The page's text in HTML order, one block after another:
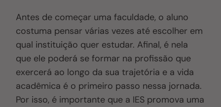
Antes de começar uma faculdade, o aluno
costuma pensar várias vezes até escolher em
qual instituição quer estudar. Afinal, é nela
que ele poderá se formar na profissão que
exercerá ao longo da sua trajetória e a vida
acadêmica é o primeiro passo nessa jornada.
Por isso, é importante que a IES promova uma